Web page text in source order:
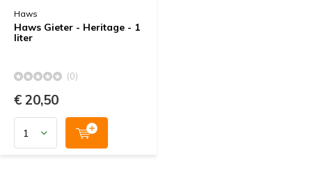
Haws
Haws Gieter - Heritage - 1
liter
(0)
€ 20,50